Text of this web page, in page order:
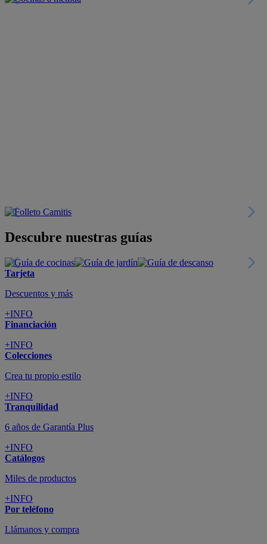
Descubre nuestras guías
Tarjeta
Descuentos y más
+INFO
Financiación
+INFO
Colecciones
Crea tu propio estilo
+INFO
Tranquilidad
6 años de Garantía Plus
+INFO
Catálogos
Miles de productos
+INFO
Por teléfono
Llámanos y compra